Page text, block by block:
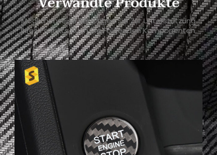
Möglicherweise Benötigen Sie Zur Unterstützung
Ihres Projekts Auch Die Folgenden Komponenten.